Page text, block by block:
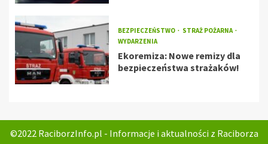
BEZPIECZEŃSTWO
STRAŻ POŻARNA
WYDARZENIA
Ekoremiza: Nowe remizy dla
bezpieczeństwa strażaków!
©2022 RaciborzInfo.pl - Informacje i aktualności z Raciborza